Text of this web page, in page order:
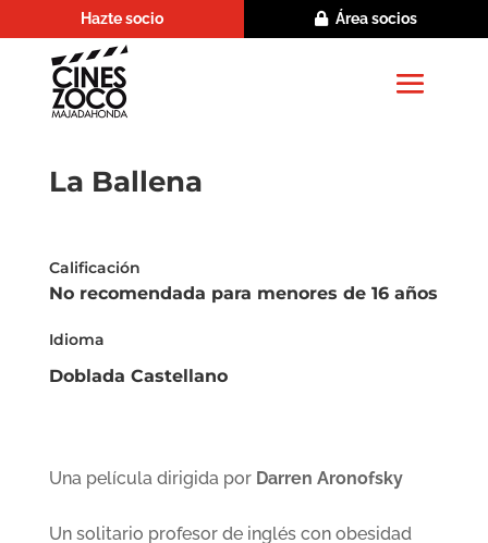
Hazte socio Área socios
La Ballena
Calificación
No recomendada para menores de 16 años
Idioma
Doblada Castellano
Una película dirigida por Darren Aronofsky
Un solitario profesor de inglés con obesidad